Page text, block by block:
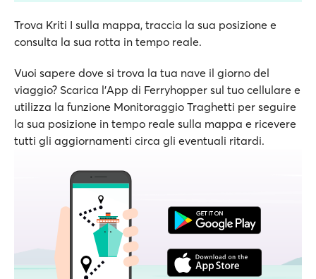
Trova Kriti I sulla mappa, traccia la sua posizione e
consulta la sua rotta in tempo reale.
Vuoi sapere dove si trova la tua nave il giorno del
viaggio? Scarica l'App di Ferryhopper sul tuo cellulare e
utilizza la funzione Monitoraggio Traghetti per seguire
la sua posizione in tempo reale sulla mappa e ricevere
tutti gli aggiornamenti circa gli eventuali ritardi.